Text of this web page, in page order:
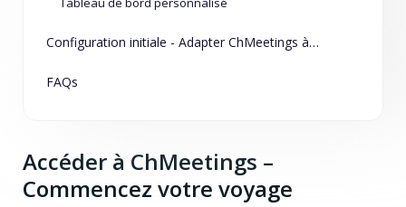
Configuration initiale - Adapter ChMeetings à vos besoins
FAQs
Accéder à ChMeetings –
Commencez votre voyage